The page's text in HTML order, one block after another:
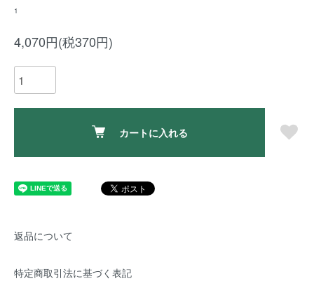
1
4,070円(税370円)
カートに入れる
返品について
特定商取引法に基づく表記